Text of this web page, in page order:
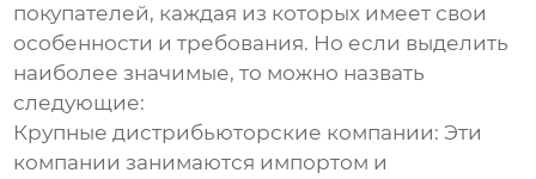
покупателей, каждая из которых имеет свои
особенности и требования. Но если выделить
наиболее значимые, то можно назвать
следующие:
Крупные дистрибьюторские компании: Эти
компании занимаются импортом и